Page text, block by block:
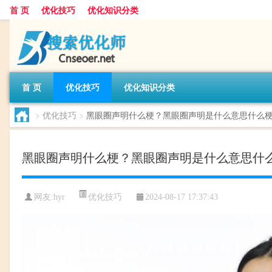
首 页 优化技巧 优化知识分类
首 页 优化技巧 优化知识分类
> 优化技巧 > 黑眼圈声明什么梗？黑眼圈声明是什么意思什么
黑眼圈声明什么梗？黑眼圈声明是什么意思什
网友:hyr 优化技巧 2024-08-17 17:37:43